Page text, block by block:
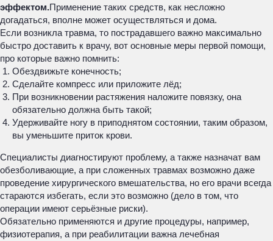
эффектом.Применение таких средств, как несложно
догадаться, вполне может осуществляться и дома.
Если возникла травма, то пострадавшего важно максимально
быстро доставить к врачу, вот основные меры первой помощи,
про которые важно помнить:
Обездвижьте конечность;
Сделайте компресс или приложите лёд;
При возникновении растяжения наложите повязку, она
обязательно должна быть такой;
Удерживайте ногу в приподнятом состоянии, таким образом,
вы уменьшите приток крови.
Специалисты диагностируют проблему, а также назначат вам
обезболивающие, а при сложенных травмах возможно даже
проведение хирургического вмешательства, но его врачи всегда
стараются избегать, если это возможно (дело в том, что
операции имеют серьёзные риски).
Обязательно применяются и другие процедуры, например,
физиотерапия, а при реабилитации важна лечебная